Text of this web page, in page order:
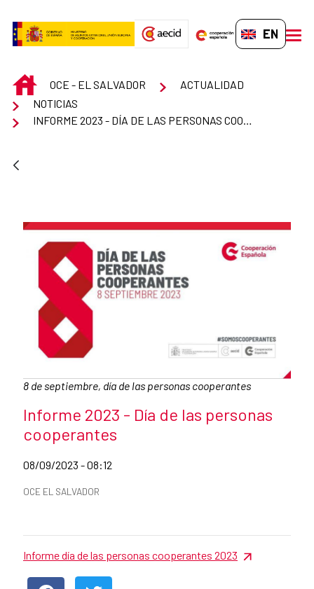
EN-GB
INICIOOCE - EL SALVADOR
ACTUALIDAD
NOTICIAS
Caption:
8 de septiembre, día de las personas cooperantes
News title
Informe 2023 - Día de las personas
cooperantes
Date of publication of the news item
08/09/2023 - 08:12
News categories
OCE EL SALVADOR
News content
Informe día de las personas cooperantes 2023